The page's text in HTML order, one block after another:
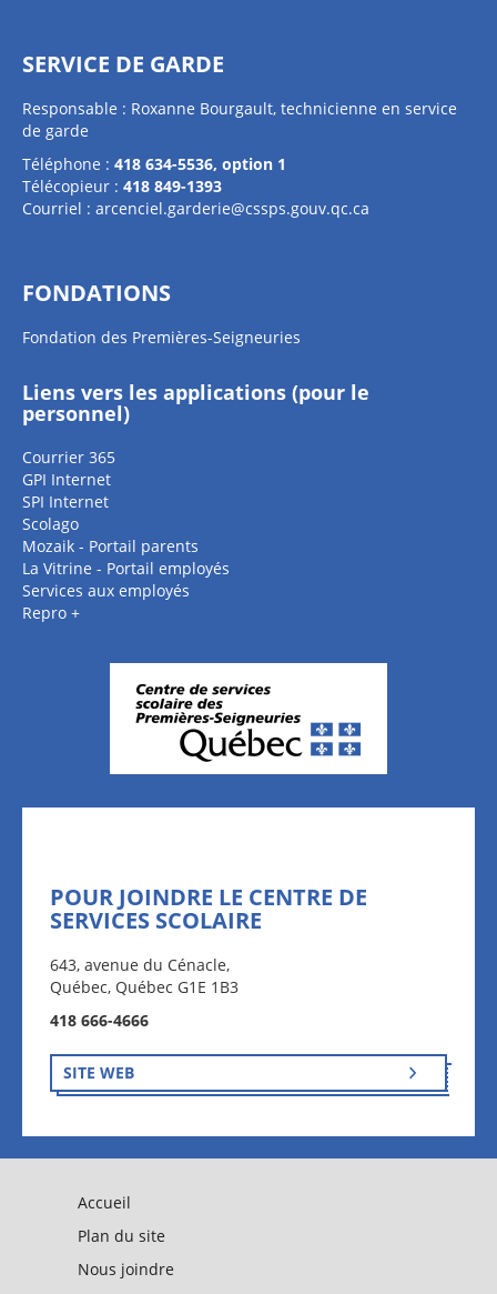
SERVICE DE GARDE
Responsable : Roxanne Bourgault, technicienne en service
de garde
Téléphone : 418 634-5536, option 1
Télécopieur : 418 849-1393
Courriel : arcenciel.garderie@cssps.gouv.qc.ca
FONDATIONS
Fondation des Premières-Seigneuries
Liens vers les applications (pour le
personnel)
Courrier 365
GPI Internet
SPI Internet
Scolago
Mozaik - Portail parents
La Vitrine - Portail employés
Services aux employés
Repro +
POUR JOINDRE LE CENTRE DE
SERVICES SCOLAIRE
643, avenue du Cénacle,
Québec, Québec G1E 1B3
418 666-4666
SITE WEB
Accueil
Plan du site
Nous joindre